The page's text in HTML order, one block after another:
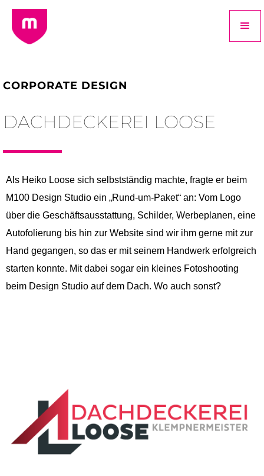
CORPORATE DESIGN
DACHDECKEREI LOOSE
Als Heiko Loose sich selbstständig machte, fragte er beim
M100 Design Studio ein „Rund-um-Paket“ an: Vom Logo
über die Geschäftsausstattung, Schilder, Werbeplanen, eine
Autofolierung bis hin zur Website sind wir ihm gerne mit zur
Hand gegangen, so das er mit seinem Handwerk erfolgreich
starten konnte. Mit dabei sogar ein kleines Fotoshooting
beim Design Studio auf dem Dach. Wo auch sonst?